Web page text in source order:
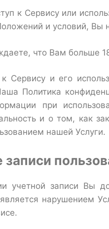
к Сервису или
и условий, Вы
что Вам больше
Сервису и его
Политика
при
и о том, как
нашей Услуги.
записи
учетной записи Вы
нарушением